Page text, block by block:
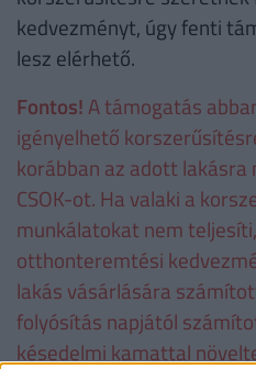
kedvezményt, úgy fenti
lesz elérhető.
Fontos! A támogatás
igényelhető
korábban az adott
CSOK-ot. Ha valaki a
munkálatokat nem
otthonteremtési
lakás vásárlására
folyósítás napjától
késedelmi kamattal